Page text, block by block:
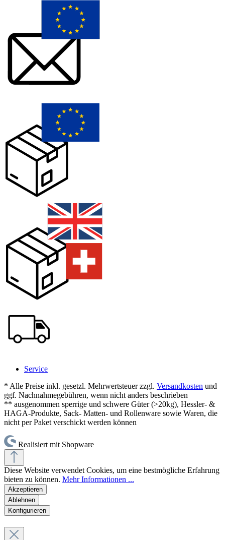
Service
* Alle Preise inkl. gesetzl. Mehrwertsteuer zzgl. Versandkosten und
ggf. Nachnahmegebühren, wenn nicht anders beschrieben
** ausgenommen sperrige und schwere Güter (>20kg), Hessler- &
HAGA-Produkte, Sack- Matten- und Rollenware sowie Waren, die
nicht per Paket verschickt werden können
Realisiert mit Shopware
Diese Website verwendet Cookies, um eine bestmögliche Erfahrung
bieten zu können. Mehr Informationen ...
Akzeptieren
Ablehnen
Konfigurieren